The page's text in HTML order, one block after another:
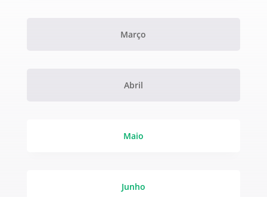
Março
Abril
Maio
Junho